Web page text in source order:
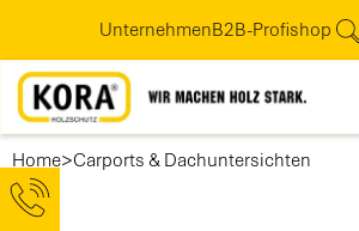
UnternehmenB2B-Profishop
Home>Carports & Dachuntersichten